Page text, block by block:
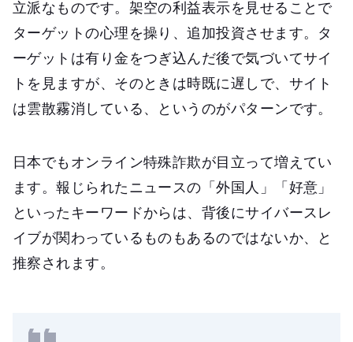
立派なものです。架空の利益表示を見せることで
ターゲットの心理を操り、追加投資させます。タ
ーゲットは有り金をつぎ込んだ後で気づいてサイ
トを見ますが、そのときは時既に遅しで、サイト
は雲散霧消している、というのがパターンです。
日本でもオンライン特殊詐欺が目立って増えてい
ます。報じられたニュースの「外国人」「好意」
といったキーワードからは、背後にサイバースレ
イブが関わっているものもあるのではないか、と
推察されます。